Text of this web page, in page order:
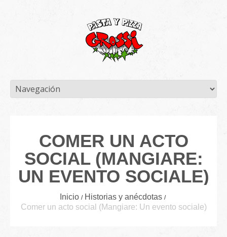
COMER UN ACTO
SOCIAL (MANGIARE:
UN EVENTO SOCIALE)
Inicio
Historias y anécdotas
Comer un acto social (Mangiare: Un evento sociale)